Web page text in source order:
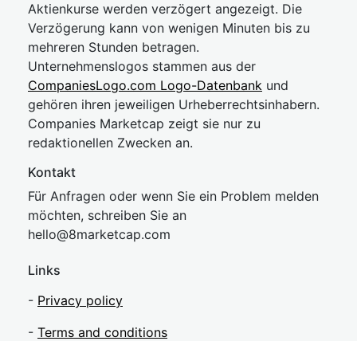
Aktienkurse werden verzögert angezeigt. Die
Verzögerung kann von wenigen Minuten bis zu
mehreren Stunden betragen.
Unternehmenslogos stammen aus der
CompaniesLogo.com Logo-Datenbank und
gehören ihren jeweiligen Urheberrechtsinhabern.
Companies Marketcap zeigt sie nur zu
redaktionellen Zwecken an.
Kontakt
Für Anfragen oder wenn Sie ein Problem melden
möchten, schreiben Sie an
hello@8marketcap.com
Links
- Privacy policy
- Terms and conditions